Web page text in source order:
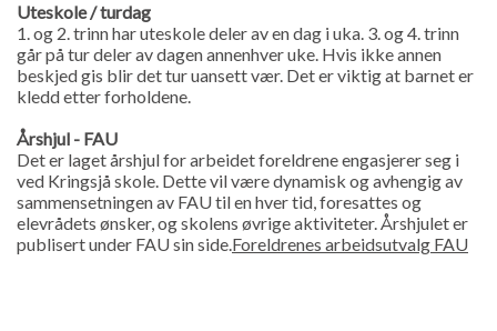
Uteskole / turdag
1. og 2. trinn har uteskole deler av en dag i uka. 3. og 4. trinn
går på tur deler av dagen annenhver uke. Hvis ikke annen
beskjed gis blir det tur uansett vær. Det er viktig at barnet er
kledd etter forholdene.
Årshjul - FAU
Det er laget årshjul for arbeidet foreldrene engasjerer seg i
ved Kringsjå skole. Dette vil være dynamisk og avhengig av
sammensetningen av FAU til en hver tid, foresattes og
elevrådets ønsker, og skolens øvrige aktiviteter. Årshjulet er
publisert under FAU sin side.Foreldrenes arbeidsutvalg FAU